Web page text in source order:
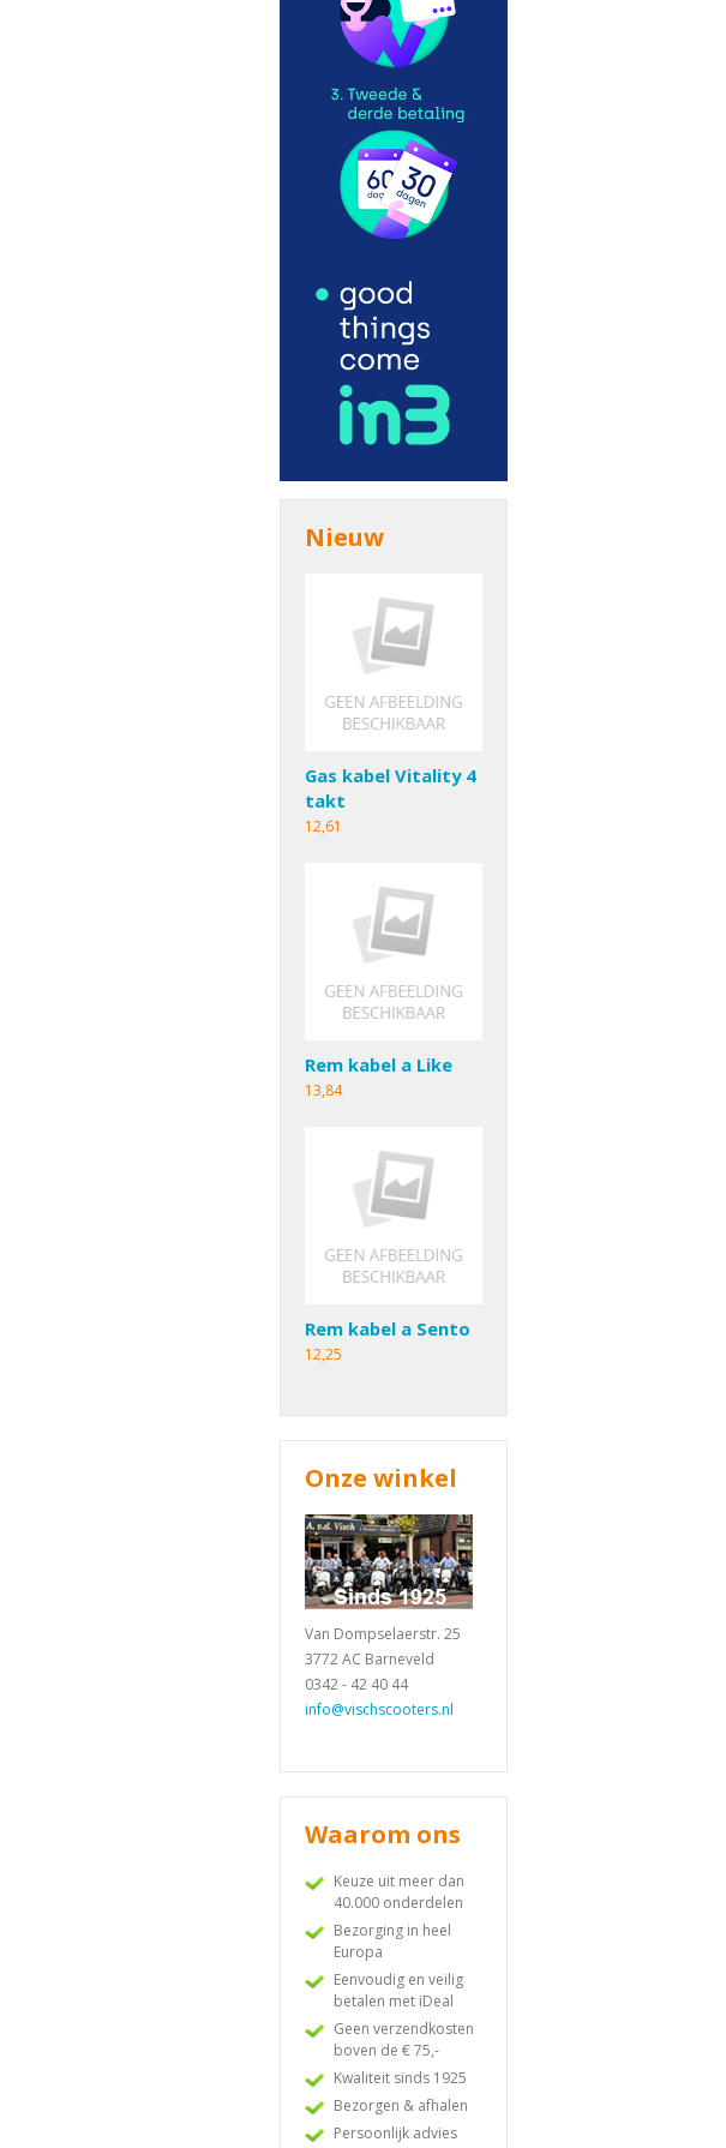
Nieuw
Gas kabel Vitality 4
takt
12,61
Rem kabel a Like
13,84
Rem kabel a Sento
12,25
Onze winkel
Van Dompselaerstr. 25
3772 AC Barneveld
0342 - 42 40 44
info@vischscooters.nl
Waarom ons
Keuze uit meer dan
40.000 onderdelen
Bezorging in heel
Europa
Eenvoudig en veilig
betalen met iDeal
Geen verzendkosten
boven de € 75,-
Kwaliteit sinds 1925
Bezorgen & afhalen
Persoonlijk advies